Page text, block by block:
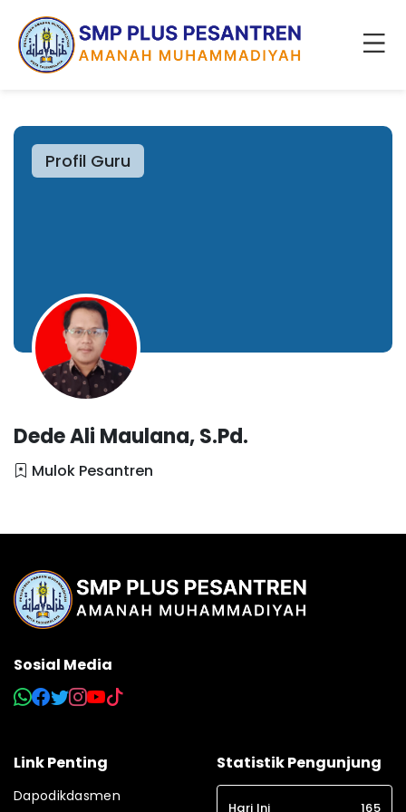
Profil Guru
Dede Ali Maulana, S.Pd.
Mulok Pesantren
Sosial Media
Link Penting
Dapodikdasmen
Statistik Pengunjung
Hari Ini 165